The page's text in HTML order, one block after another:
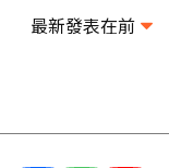
最新發表在前